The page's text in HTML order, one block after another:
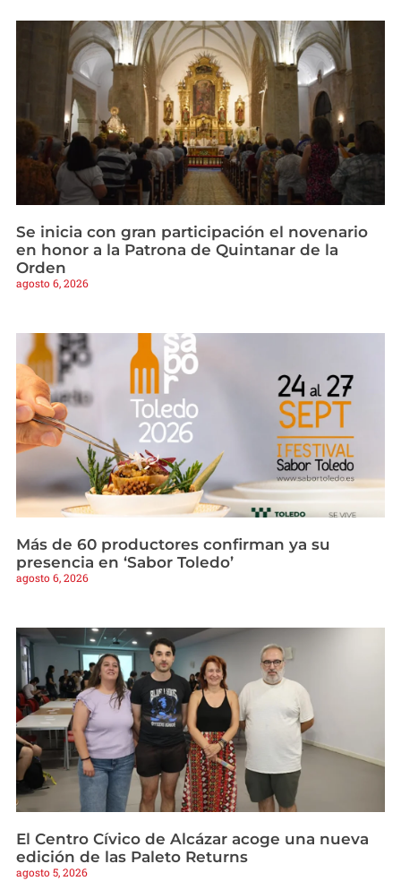
Se inicia con gran participación el novenario
en honor a la Patrona de Quintanar de la
Orden
agosto 6, 2026
Más de 60 productores confirman ya su
presencia en ‘Sabor Toledo’
agosto 6, 2026
El Centro Cívico de Alcázar acoge una nueva
edición de las Paleto Returns
agosto 5, 2026